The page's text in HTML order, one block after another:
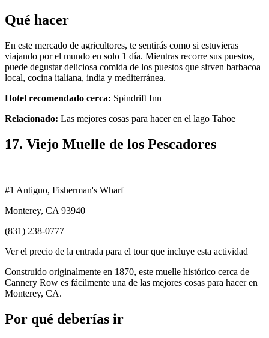
Qué hacer
En este mercado de agricultores, te sentirás como si estuvieras
viajando por el mundo en solo 1 día. Mientras recorre sus puestos,
puede degustar deliciosa comida de los puestos que sirven barbacoa
local, cocina italiana, india y mediterránea.
Hotel recomendado cerca: Spindrift Inn
Relacionado: Las mejores cosas para hacer en el lago Tahoe
17. Viejo Muelle de los Pescadores
#1 Antiguo, Fisherman's Wharf
Monterey, CA 93940
(831) 238-0777
Ver el precio de la entrada para el tour que incluye esta actividad
Construido originalmente en 1870, este muelle histórico cerca de
Cannery Row es fácilmente una de las mejores cosas para hacer en
Monterey, CA.
Por qué deberías ir